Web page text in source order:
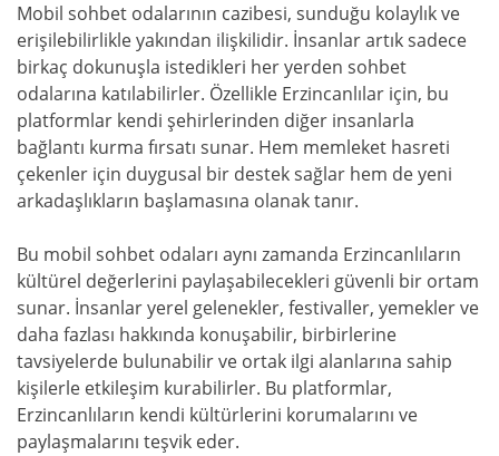
Mobil sohbet odalarının cazibesi, sunduğu kolaylık ve
erişilebilirlikle yakından ilişkilidir. İnsanlar artık sadece
birkaç dokunuşla istedikleri her yerden sohbet
odalarına katılabilirler. Özellikle Erzincanlılar için, bu
platformlar kendi şehirlerinden diğer insanlarla
bağlantı kurma fırsatı sunar. Hem memleket hasreti
çekenler için duygusal bir destek sağlar hem de yeni
arkadaşlıkların başlamasına olanak tanır.
Bu mobil sohbet odaları aynı zamanda Erzincanlıların
kültürel değerlerini paylaşabilecekleri güvenli bir ortam
sunar. İnsanlar yerel gelenekler, festivaller, yemekler ve
daha fazlası hakkında konuşabilir, birbirlerine
tavsiyelerde bulunabilir ve ortak ilgi alanlarına sahip
kişilerle etkileşim kurabilirler. Bu platformlar,
Erzincanlıların kendi kültürlerini korumalarını ve
paylaşmalarını teşvik eder.